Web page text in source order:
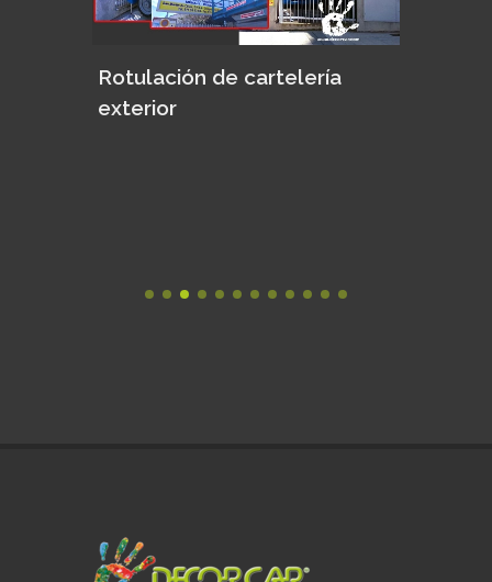
Rotulación de cartelería
exterior